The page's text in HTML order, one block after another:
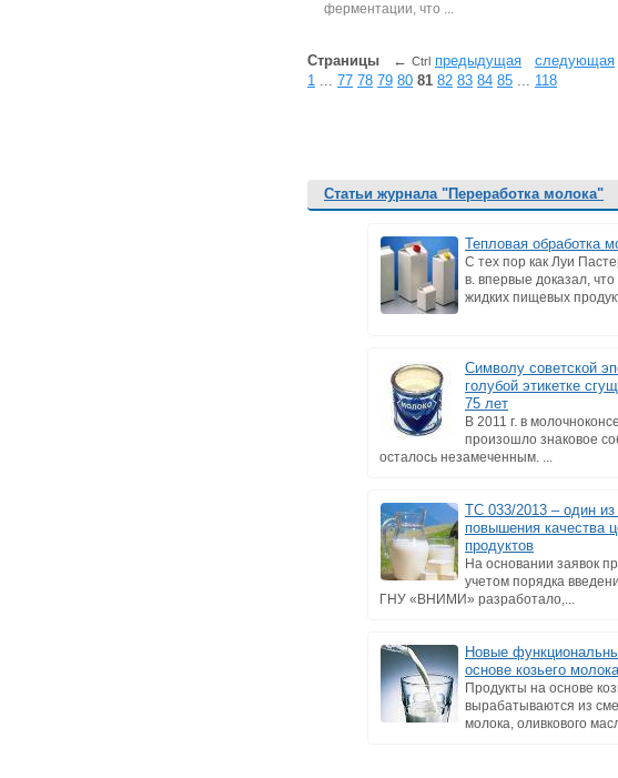
ферментации, что ...
Страницы ← Ctrl предыдущая cледующая
1 ... 77 78 79 80 81 82 83 84 85 ... 118
Статьи журнала "Переработка молока"
Тепловая обработка
С тех пор как Луи
в. впервые доказал,
жидких пищевых
Символу советской
голубой этикетке
75 лет
В 2011 г. в
произошло знаковое
осталось незамеченным. ...
ТС 033/2013 – один из
повышения качества
продуктов
На основании заявок
учетом порядка
ГНУ «ВНИМИ» разработало,...
Новые
основе козьего молока
Продукты на основе
вырабатываются из
молока, оливкового